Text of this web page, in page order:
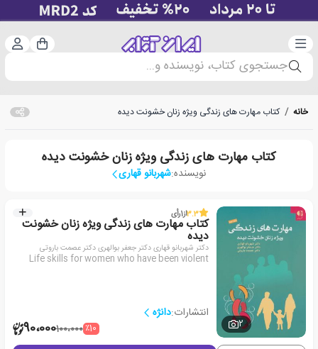
دسته‌بندی سبد
جستجوی کتاب، نویسنده و...
خانه / کتاب مهارت های زندگی ویژه زنان خشونت دیده
کتاب مهارت های زندگی ویژه زنان خشونت دیده
نویسنده:شهربانو قهاری
2
3.3از1رأی
کتاب مهارت های زندگی ویژه زنان خشونت
دیده
دکتر شهربانو قهاری دکتر جعفر بوالهری دکتر عصمت باروتی
Life skills for women who have been violent
انتشارات:دانژه
٪10100،00090،000